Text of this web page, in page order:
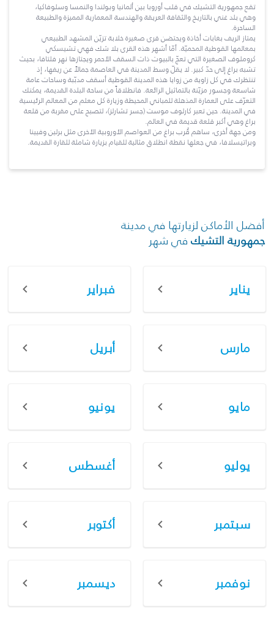
تقع جمهورية التشيك في قلب أوروبا بين ألمانيا وبولندا والنمسا وسلوفاكيا،
وهي بلد غني بالتاريخ والثقافة العريقة والهندسة المعمارية المميزة والطبيعة
الساحرة.
يمتاز الريف بغابات أخاذة ويحتضن قرى صغيرة خلابة تزيّن المشهد الطبيعي
بمعالمها القوطية المحميّة. أمّا أشهر هذه القرى بلا شك فهي تشيسكي
كروملوف الصغيرة التي تعجّ بالبيوت ذات السقف الأحمر ويجتازها نهر فلتافا، بحيث
تشبه براغ إلى حدّ كبير. لا يقلّ وسط المدينة في العاصمة جمالاً عن ريفها، إذ
تنتظرك في كل زاوية من زوايا هذه المدينة القوطية أسقف مدبّبة وساحات عامة
شاسعة وجسور مزيّنة بالتماثيل الرائعة. فانطلاقاً من ساحة البلدة القديمة، يمكنك
التعرّف على العمارة المذهلة للمباني المحيطة وزيارة كل معلم من المعالم الرئيسية
في المدينة. حين تعبر كارلوف موست (جسر تشارلز)، لتصبح على مقربة من قلعة
براغ وهي أكبر قلعة قديمة في العالم.
ومن جهة أخرى، ساهم قُرب براغ من العواصم الأوروبية الأخرى مثل برلين وفيينا
وبراتيسلافا، في جعلها نقطة انطلاق مثالية للقيام بزيارة شاملة للقارة القديمة.
أفضل الأماكن لزيارتها في مدينة
جمهورية التشيك في شهر
يناير فبراير
مارس أبريل
مايو يونيو
يوليو أغسطس
سبتمبر أكتوبر
نوفمبر ديسمبر